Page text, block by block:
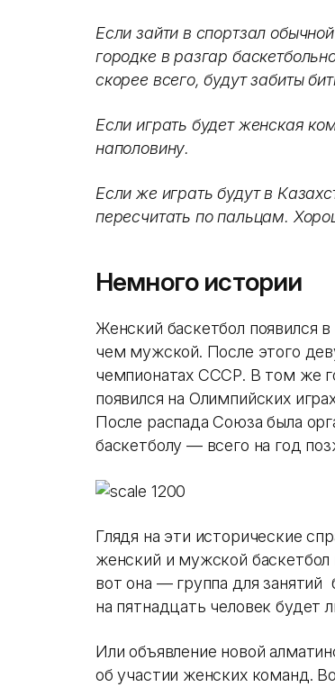
Если зайти в спортзал
городке в разгар
скорее всего, будут забиты
Если играть будет женская
наполовину.
Если же играть будут в
пересчитать по пальцам.
Немного истории
Женский баскетбол появился
чем мужской. После этого
чемпионатах СССР. В том же
появился на Олимпийских
После распада Союза была
баскетболу — всего на год
Глядя на эти исторические
женский и мужской
вот она — группа для занятий
на пятнадцать человек будет
Или объявление новой
об участии женских команд.